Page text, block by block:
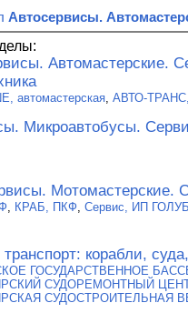
Автосервисы.
Автомастерские.
автомастерская, АВТО-ТРАНС,
Микроавтобусы.
Мотомастерские.
, КРАБ, ПКФ, Сервис, ИП
корабли,
ГОСУДАРСТВЕННОЕ
СУДОРЕМОНТНЫЙ
СУДОСТРОИТЕЛЬНАЯ